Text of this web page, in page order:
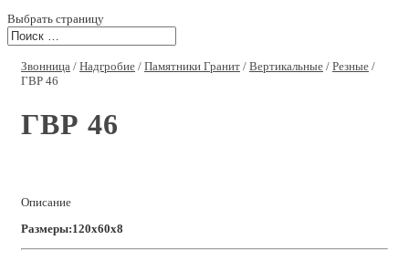
Выбрать страницу
Звонница / Надгробие / Памятники Гранит / Вертикальные / Резные /
ГВР 46
ГВР 46
Описание
Размеры:120x60x8